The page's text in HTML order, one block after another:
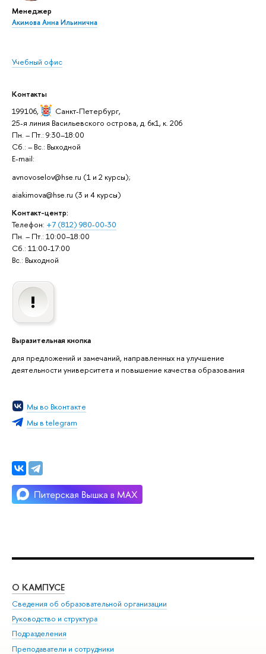
Менеджер
Акимова Анна Ильинична
Учебный офис
Контакты
199106,
Санкт-Петербур,
25-я линия Васильевского острова, д. 6к1, к. 206
Пн. – Пт.: 9:30–18:00
Сб.: – Вс.: Выходной
E-mail:
avnovoselov@hse.ru (1 и 2 курсы);
aiakimova@hse.ru (3 и 4 курсы)
Контакт-центр:
Телефон: +7 (812) 980-00-30
Пн. – Пт.: 10:00–18:00
Сб.: 11:00-17:00
с.: Выходной
ыразительная кнопка
для предложений и замечаний, направленных на улучшение
деятельности университета и повышение качества образования
Мы во Вконтакте
Мы в telegram
О КАМПУСЕ
Сведения об образовательной организации
Руководство и структура
Подразделения
Преподаватели и сотрудники